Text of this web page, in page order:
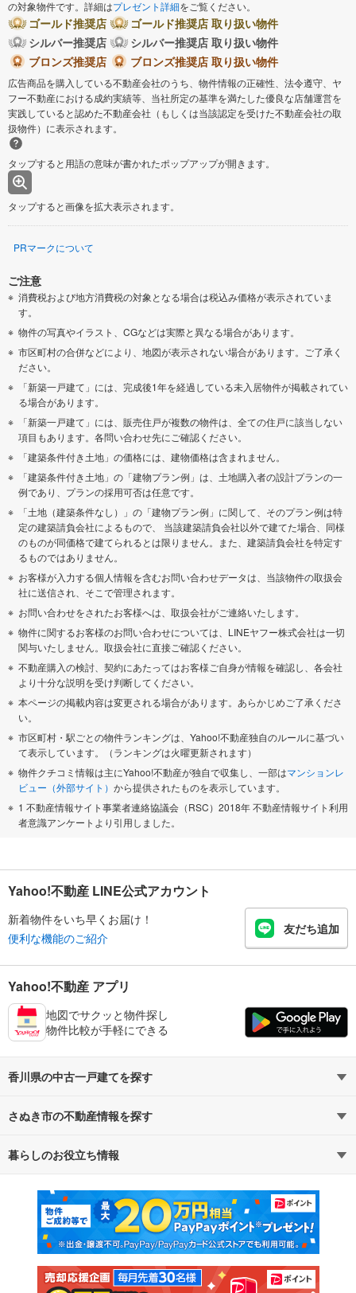
の対象物件です。詳細はプレゼント詳細をご覧ください。
ゴールド推奨店
ゴールド推奨店 取り扱い物件
シルバー推奨店
シルバー推奨店 取り扱い物件
ブロンズ推奨店
ブロンズ推奨店 取り扱い物件
広告商品を購入している不動産会社のうち、物件情報の正確性、法令遵守、ヤ
フー不動産における成約実績等、当社所定の基準を満たした優良な店舗運営を
実践していると認めた不動産会社（もしくは当該認定を受けた不動産会社の取
扱物件）に表示されます。
タップすると用語の意味が書かれたポップアップが開きます。
タップすると画像を拡大表示されます。
PRマークについて
ご注意
消費税および地方消費税の対象となる場合は税込み価格が表示されていま
す。
物件の写真やイラスト、CGなどは実際と異なる場合があります。
市区町村の合併などにより、地図が表示されない場合があります。ご了承く
ださい。
「新築一戸建て」には、完成後1年を経過している未入居物件が掲載されてい
る場合があります。
「新築一戸建て」には、販売住戸が複数の物件は、全ての住戸に該当しない
項目もあります。各問い合わせ先にご確認ください。
「建築条件付き土地」の価格には、建物価格は含まれません。
「建築条件付き土地」の「建物プラン例」は、土地購入者の設計プランの一
例であり、プランの採用可否は任意です。
「土地（建築条件なし）」の「建物プラン例」に関して、そのプラン例は特
定の建築請負会社によるもので、 当該建築請負会社以外で建てた場合、同様
のものが同価格で建てられるとは限りません。また、建築請負会社を特定す
るものではありません。
お客様が入力する個人情報を含むお問い合わせデータは、当該物件の取扱会
社に送信され、そこで管理されます。
お問い合わせをされたお客様へは、取扱会社がご連絡いたします。
物件に関するお客様のお問い合わせについては、LINEヤフー株式会社は一切
関与いたしません。取扱会社に直接ご確認ください。
不動産購入の検討、契約にあたってはお客様ご自身が情報を確認し、各会社
より十分な説明を受け判断してください。
本ページの掲載内容は変更される場合があります。あらかじめご了承くださ
い。
市区町村・駅ごとの物件ランキングは、Yahoo!不動産独自のルールに基づい
て表示しています。（ランキングは火曜更新されます）
物件クチコミ情報は主にYahoo!不動産が独自で収集し、一部はマンションレ
ビュー（外部サイト） から提供されたものを表示しています。
1 不動産情報サイト事業者連絡協議会（RSC）2018年 不動産情報サイト利用
者意識アンケートより引用しました。
Yahoo!不動産 LINE公式アカウント
新着物件をいち早くお届け！
便利な機能のご紹介
友だち追加
Yahoo!不動産 アプリ
地図でサクッと物件探し
物件比較が手軽にできる
香川県の中古一戸建てを探す
路線・駅から探す
通勤・通学時間から探す
さぬき市の不動産情報を探す
不動産・住宅
新築マンション 中古マンション
新築一戸建て 中古一戸建て
注文住宅 土地
暮らしのお役立ち情報
マンションカタログ 教えて！住まいの先生